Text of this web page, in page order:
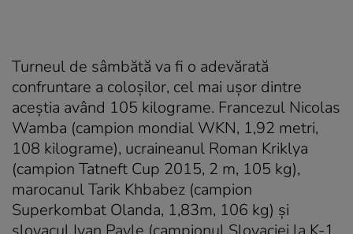
Turneul de sâmbătă va fi o adevărată
confruntare a coloşilor, cel mai uşor dintre
aceştia având 105 kilograme. Francezul Nicolas
Wamba (campion mondial WKN, 1,92 metri,
108 kilograme), ucraineanul Roman Kriklya
(campion Tatneft Cup 2015, 2 m, 105 kg),
marocanul Tarik Khbabez (campion
Superkombat Olanda, 1,83m, 106 kg) şi